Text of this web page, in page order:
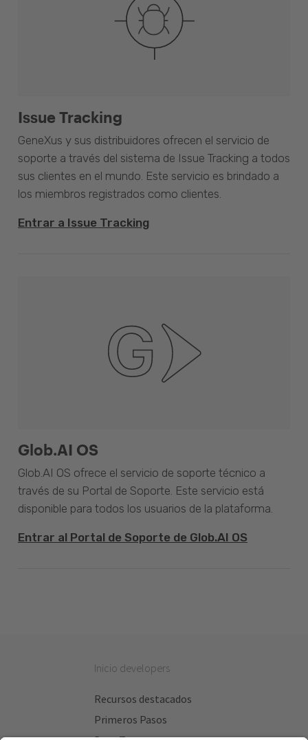
Issue Tracking
GeneXus y sus distribuidores ofrecen el servicio de
soporte a través del sistema de Issue Tracking a todos
sus clientes en el mundo. Este servicio es brindado a
los miembros registrados como clientes.
Entrar a Issue Tracking
Glob.AI OS
Glob.AI OS ofrece el servicio de soporte técnico a
través de su Portal de Soporte. Este servicio está
disponible para todos los usuarios de la plataforma.
Entrar al Portal de Soporte de Glob.AI OS
Inicio developers
Recursos destacados
Primeros Pasos